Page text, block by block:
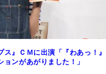
』ＣＭに出演「『わあっ！』
ンがあがりました！」